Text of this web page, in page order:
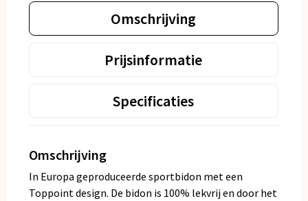
Omschrijving
Prijsinformatie
Specificaties
Omschrijving
In Europa geproduceerde sportbidon met een
Toppoint design. De bidon is 100% lekvrij en door het